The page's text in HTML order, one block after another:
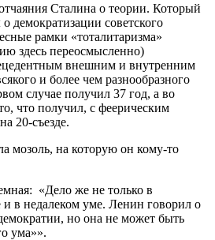
Сталина о теории. Который
демократизации советского
рамки «тоталитаризма»
здесь переосмысленно)
внешним и внутренним
и более чем разнообразного
случае получил 37 год, а во
что получил, с феерическим
20-съезде.
мозоль, на которую он кому-то
«Дело же не только в
в недалеком уме. Ленин говорил о
но она не может быть
ума»».